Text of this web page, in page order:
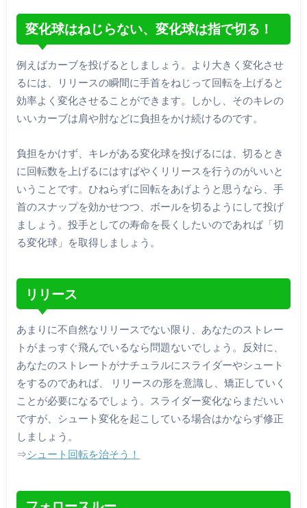
変化球はねじらない、変化球は指で切る！
例えばカーブを投げるとしましょう。より大きく変化させ
るには、リリースの瞬間に手首をねじって回転を上げると
効率よく変化させることができます。しかし、そのキレの
いいカーブは肩や肘などに負担をかけ続けるのです。
負担をかけず、キレがある変化球を投げるには、切るとき
に回転数を上げるにはすばやくリリースを行うのがいいと
いうことです。ひねらずに回転をあげようと思うなら、手
首のスナップを効かせつつ、ボールを切るようにして投げ
ましょう。投手としての寿命を長くしたいのであれば「切
る変化球」を取得しましょう。
リリース
あまりに不自然なリリースでない限り、あなたのストレー
トがまっすぐ飛んでいるなら問題ないでしょう。反対に、
あなたのストレートがナチュラルにスライダーやシュート
をするのであれば、 リリースの形を意識し、矯正していく
ことが必要になるでしょう。スライダー変化ならまだいい
ですが、シュート変化を起こしている場合はかならず修正
しましょう。
⇒シュート回転を治そう！